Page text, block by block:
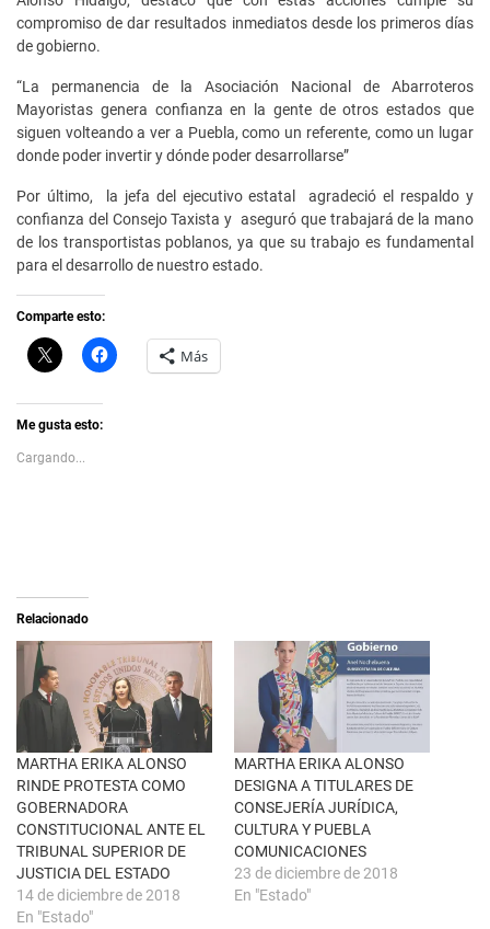
compromiso de dar resultados inmediatos desde los primeros días
de gobierno.
“La permanencia de la Asociación Nacional de Abarroteros
Mayoristas genera confianza en la gente de otros estados que
siguen volteando a ver a Puebla, como un referente, como un lugar
donde poder invertir y dónde poder desarrollarse”
Por último, la jefa del ejecutivo estatal agradeció el respaldo y
confianza del Consejo Taxista y aseguró que trabajará de la mano
de los transportistas poblanos, ya que su trabajo es fundamental
para el desarrollo de nuestro estado.
Comparte esto:
C
l
k
t
s
h
e
b
r
e
n
u
n
e
n
t
a
n
a
n
u
e
v
a
H
a
e
n
F
a
c
e
b
o
o
k
(
S
e
a
b
r
e
e
n
u
Más
Me gusta esto:
Cargando...
Relacionado
MARTHA ERIKA ALONSO
RINDE PROTESTA COMO
GOBERNADORA
CONSTITUCIONAL ANTE EL
TRIBUNAL SUPERIOR DE
JUSTICIA DEL ESTADO
14 de diciembre de 2018
En "Estado"
MARTHA ERIKA ALONSO
DESIGNA A TITULARES DE
CONSEJERÍA JURÍDICA,
CULTURA Y PUEBLA
COMUNICACIONES
23 de diciembre de 2018
En "Estado"